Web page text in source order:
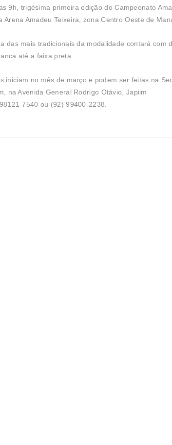
9h, trigésima primeira edição do Campeonato
Arena Amadeu Teixeira, zona Centro Oeste de
das mais tradicionais da modalidade contará com
até a faixa preta.
iniciam no mês de março e podem ser feitas na
na Avenida General Rodrigo Otávio, Japiim
7540 ou (92) 99400-2238.